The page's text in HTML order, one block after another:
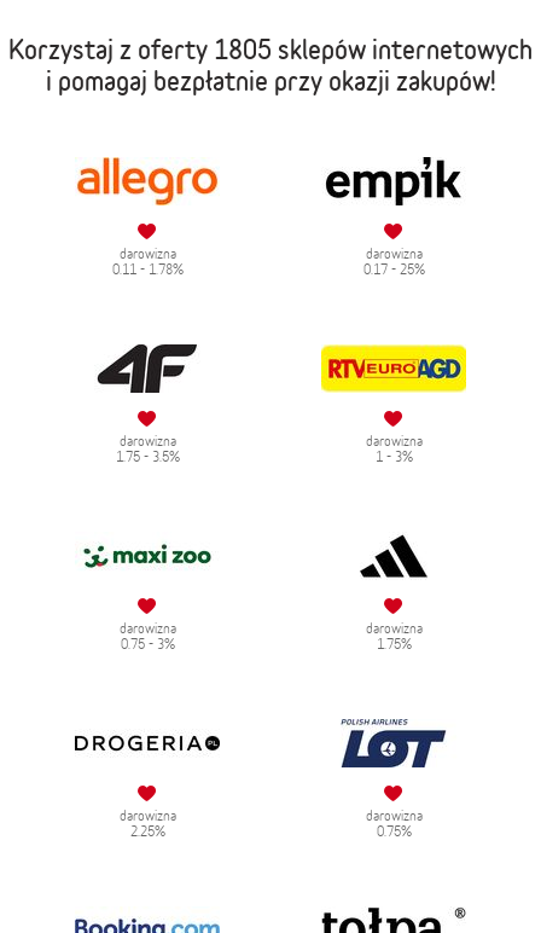
Korzystaj z oferty 1805 sklepów internetowych
i pomagaj bezpłatnie przy okazji zakupów!
darowizna
0.11 - 1.78%
darowizna
0.17 - 25%
darowizna
1.75 - 3.5%
darowizna
1 - 3%
darowizna
0.75 - 3%
darowizna
1.75%
darowizna
2.25%
darowizna
0.75%